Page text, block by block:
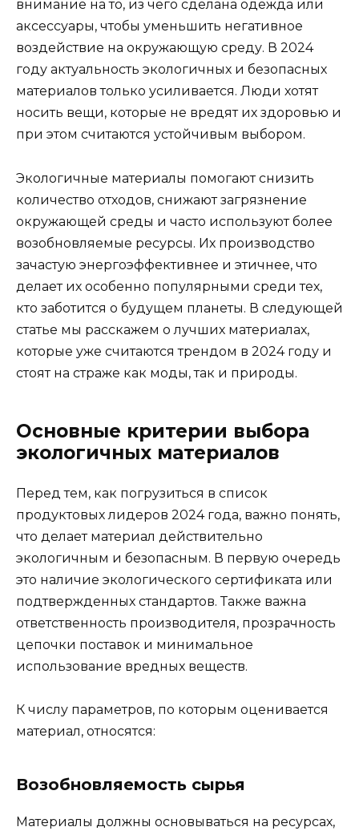
внимание на то, из чего сделана одежда или
аксессуары, чтобы уменьшить негативное
воздействие на окружающую среду. В 2024
году актуальность экологичных и безопасных
материалов только усиливается. Люди хотят
носить вещи, которые не вредят их здоровью и
при этом считаются устойчивым выбором.
Экологичные материалы помогают снизить
количество отходов, снижают загрязнение
окружающей среды и часто используют более
возобновляемые ресурсы. Их производство
зачастую энергоэффективнее и этичнее, что
делает их особенно популярными среди тех,
кто заботится о будущем планеты. В следующей
статье мы расскажем о лучших материалах,
которые уже считаются трендом в 2024 году и
стоят на страже как моды, так и природы.
Основные критерии выбора
экологичных материалов
Перед тем, как погрузиться в список
продуктовых лидеров 2024 года, важно понять,
что делает материал действительно
экологичным и безопасным. В первую очередь
это наличие экологического сертификата или
подтвержденных стандартов. Также важна
ответственность производителя, прозрачность
цепочки поставок и минимальное
использование вредных веществ.
К числу параметров, по которым оценивается
материал, относятся:
Возобновляемость сырья
Материалы должны основываться на ресурсах,